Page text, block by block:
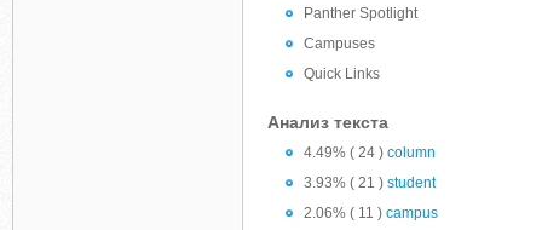
Panther Spotlight
Campuses
Quick Links
Анализ текста
4.49% ( 24 ) column
3.93% ( 21 ) student
2.06% ( 11 ) campus